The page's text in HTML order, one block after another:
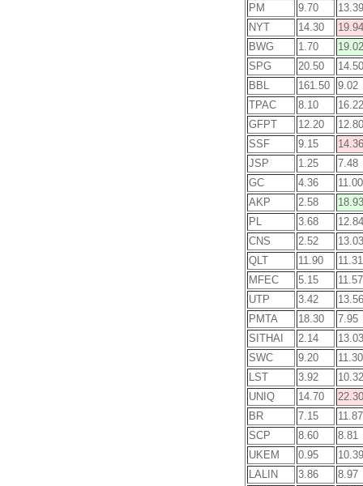
PM
9.70
13.39
NYT
14.30
19.94
BWG
1.70
19.02
SPG
20.50
14.50
BBL
161.50
9.02
TPAC
8.10
16.22
GFPT
12.20
12.80
SSF
9.15
14.36
JSP
1.25
7.48
GC
4.36
11.00
AKP
2.58
18.93
PL
3.68
12.84
CNS
2.52
13.03
QLT
11.90
11.31
MFEC
5.15
11.57
UTP
3.42
13.56
PMTA
18.30
7.95
SITHAI
2.14
13.03
SWC
9.20
11.30
LST
3.92
10.32
UNIQ
14.70
22.30
BR
7.15
11.87
SCP
8.60
8.81
UKEM
0.95
10.39
LALIN
3.86
8.97